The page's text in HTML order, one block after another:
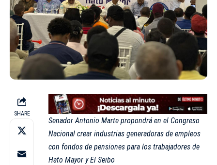
SHARE
Senador Antonio Marte propondrá en el Congreso
Nacional crear industrias generadoras de empleos
con fondos de pensiones para los trabajadores de
Hato Mayor y El Seibo